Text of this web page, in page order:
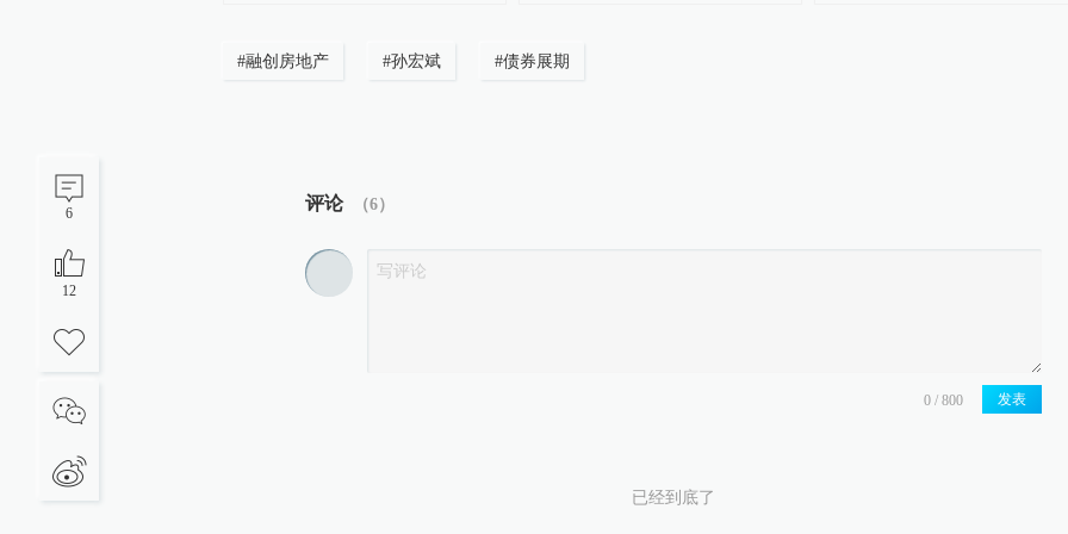
6
12
#融创房地产 #孙宏斌 #债券展期
评论 （6）
发表
已经到底了